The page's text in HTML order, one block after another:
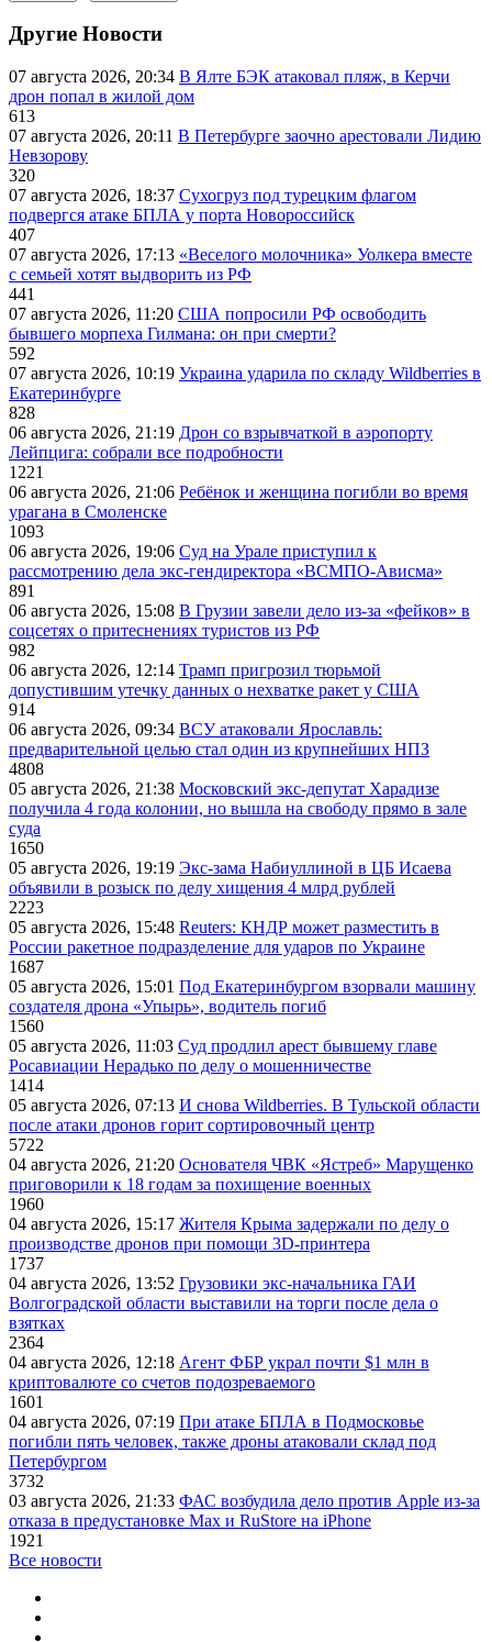
Другие Новости
07 августа 2026, 20:34 В Ялте БЭК атаковал пляж, в Керчи
дрон попал в жилой дом
613
07 августа 2026, 20:11 В Петербурге заочно арестовали Лидию
Невзорову
320
07 августа 2026, 18:37 Сухогруз под турецким флагом
подвергся атаке БПЛА у порта Новороссийск
407
07 августа 2026, 17:13 «Веселого молочника» Уолкера вместе
с семьей хотят выдворить из РФ
441
07 августа 2026, 11:20 США попросили РФ освободить
бывшего морпеха Гилмана: он при смерти?
592
07 августа 2026, 10:19 Украина ударила по складу Wildberries в
Екатеринбурге
828
06 августа 2026, 21:19 Дрон со взрывчаткой в аэропорту
Лейпцига: собрали все подробности
1221
06 августа 2026, 21:06 Ребёнок и женщина погибли во время
урагана в Смоленске
1093
06 августа 2026, 19:06 Суд на Урале приступил к
рассмотрению дела экс-гендиректора «ВСМПО-Ависма»
891
06 августа 2026, 15:08 В Грузии завели дело из-за «фейков» в
соцсетях о притеснениях туристов из РФ
982
06 августа 2026, 12:14 Трамп пригрозил тюрьмой
допустившим утечку данных о нехватке ракет у США
914
06 августа 2026, 09:34 ВСУ атаковали Ярославль:
предварительной целью стал один из крупнейших НПЗ
4808
05 августа 2026, 21:38 Московский экс-депутат Харадизе
получила 4 года колонии, но вышла на свободу прямо в зале
суда
1650
05 августа 2026, 19:19 Экс-зама Набиуллиной в ЦБ Исаева
объявили в розыск по делу хищения 4 млрд рублей
2223
05 августа 2026, 15:48 Reuters: КНДР может разместить в
России ракетное подразделение для ударов по Украине
1687
05 августа 2026, 15:01 Под Екатеринбургом взорвали машину
создателя дрона «Упырь», водитель погиб
1560
05 августа 2026, 11:03 Суд продлил арест бывшему главе
Росавиации Нерадько по делу о мошенничестве
1414
05 августа 2026, 07:13 И снова Wildberries. В Тульской области
после атаки дронов горит сортировочный центр
5722
04 августа 2026, 21:20 Основателя ЧВК «Ястреб» Марущенко
приговорили к 18 годам за похищение военных
1960
04 августа 2026, 15:17 Жителя Крыма задержали по делу о
производстве дронов при помощи 3D‑принтера
1737
04 августа 2026, 13:52 Грузовики экс-начальника ГАИ
Волгоградской области выставили на торги после дела о
взятках
2364
04 августа 2026, 12:18 Агент ФБР украл почти $1 млн в
криптовалюте со счетов подозреваемого
1601
04 августа 2026, 07:19 При атаке БПЛА в Подмосковье
погибли пять человек, также дроны атаковали склад под
Петербургом
3732
03 августа 2026, 21:33 ФАС возбудила дело против Apple из-за
отказа в предустановке Max и RuStore на iPhone
1921
Все новости